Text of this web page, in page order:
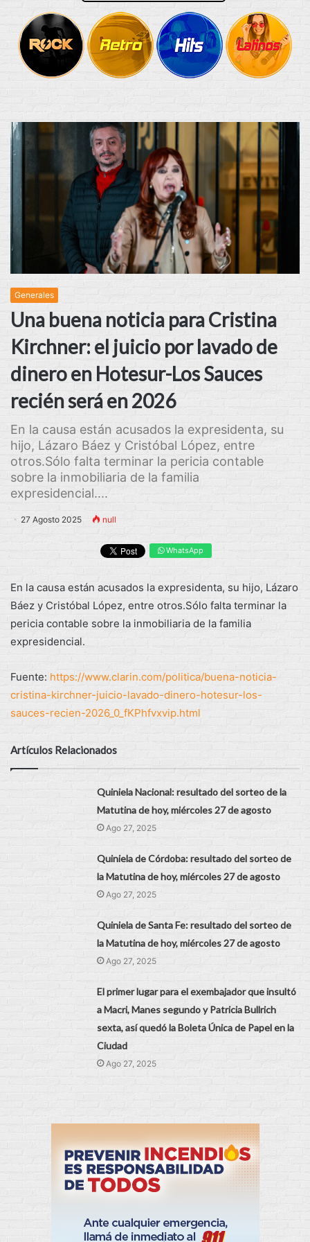
Generales
Una buena noticia para Cristina
Kirchner: el juicio por lavado de
dinero en Hotesur-Los Sauces
recién será en 2026
En la causa están acusados la expresidenta, su
hijo, Lázaro Báez y Cristóbal López, entre
otros.Sólo falta terminar la pericia contable
sobre la inmobiliaria de la familia
expresidencial....
27 Agosto 2025 null
WhatsApp
En la causa están acusados la expresidenta, su hijo, Lázaro
Báez y Cristóbal López, entre otros.Sólo falta terminar la
pericia contable sobre la inmobiliaria de la familia
expresidencial.
Fuente: https://www.clarin.com/politica/buena-noticia-
cristina-kirchner-juicio-lavado-dinero-hotesur-los-
sauces-recien-2026_0_fKPhfvxvip.html
Artículos Relacionados
Quiniela Nacional: resultado del sorteo de la
Matutina de hoy, miércoles 27 de agosto
Ago 27, 2025
Quiniela de Córdoba: resultado del sorteo de
la Matutina de hoy, miércoles 27 de agosto
Ago 27, 2025
Quiniela de Santa Fe: resultado del sorteo de
la Matutina de hoy, miércoles 27 de agosto
Ago 27, 2025
El primer lugar para el exembajador que insultó
a Macri, Manes segundo y Patricia Bullrich
sexta, así quedó la Boleta Única de Papel en la
Ciudad
Ago 27, 2025